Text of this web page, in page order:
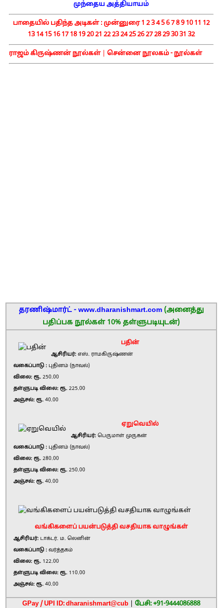
முந்தைய அத்தியாயம்
பாதையில் பதிந்த அடிகள் :முன்னுரை1 234567891011 12
131415161718192021 22232425262728293031 32
ராஜம் கிருஷ்ணன் நூல்கள்| சென்னை நூலகம் - நூல்கள்
தரணிஷ்மார்ட் - www.dharanishmart.com (அனைத்து
பதிப்பக நூல்கள் 10% தள்ளுபடியுடன்)
பதின்
ஆசிரியர்: எஸ். ராமகிருஷ்ணன்
வகைப்பாடு : புதினம் (நாவல்)
விலை: ரூ. 250.00
தள்ளுபடி விலை: ரூ. 225.00
அஞ்சல்: ரூ. 40.00
ஏறுவெயில்
ஆசிரியர்: பெருமாள் முருகன்
வகைப்பாடு : புதினம் (நாவல்)
விலை: ரூ. 280.00
தள்ளுபடி விலை: ரூ. 250.00
அஞ்சல்: ரூ. 40.00
வங்கிகளைப் பயன்படுத்தி வசதியாக வாழுங்கள்
ஆசிரியர்: டாக்டர். ம. லெனின்
வகைப்பாடு : வர்த்தகம்
விலை: ரூ. 122.00
தள்ளுபடி விலை: ரூ. 110.00
அஞ்சல்: ரூ. 40.00
GPay / UPI ID: dharanishmart@cub பேசி: +91-9444086888